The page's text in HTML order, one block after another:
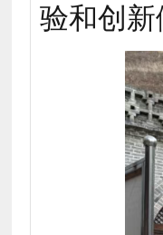
验和创新